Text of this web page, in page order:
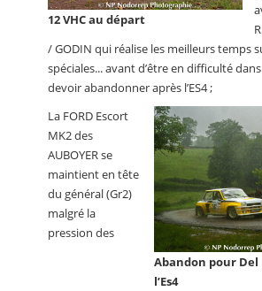
12 VHC au départ
/ GODIN qui réalise les meilleurs temps
spéciales... avant d’être en difficulté dans
devoir abandonner après l’ES4 ;
Abandon pour Del
l’Es4
La FORD Escort
MK2 des
AUBOYER se
maintient en tête
du général (Gr2)
malgré la
pression des